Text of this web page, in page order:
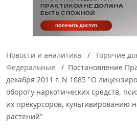
Новости и аналитика
Горячие
Федеральные
Постановление
декабря 2011 г. N 1085 "О
обороту наркотических средств,
их прекурсоров, культивированию
растений"